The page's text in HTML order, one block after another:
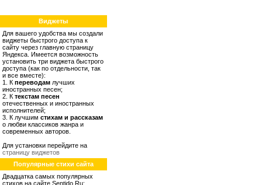
Виджеты
Для вашего удобства мы создали
виджеты быстрого доступа к
сайту через главную страницу
Яндекса. Имеется возможность
установить три виджета быстрого
доступа (как по отдельности, так
и все вместе):
1. К переводам лучших
иностранных песен;
2. К текстам песен
отечественных и иностранных
исполнителей;
3. К лучшим стихам и рассказам
о любви классиков жанра и
современных авторов.
Для установки перейдите на
страницу виджетов
Популярные стихи сайта
Двадцатка самых популярных
стихов на сайте Sentido.Ru: